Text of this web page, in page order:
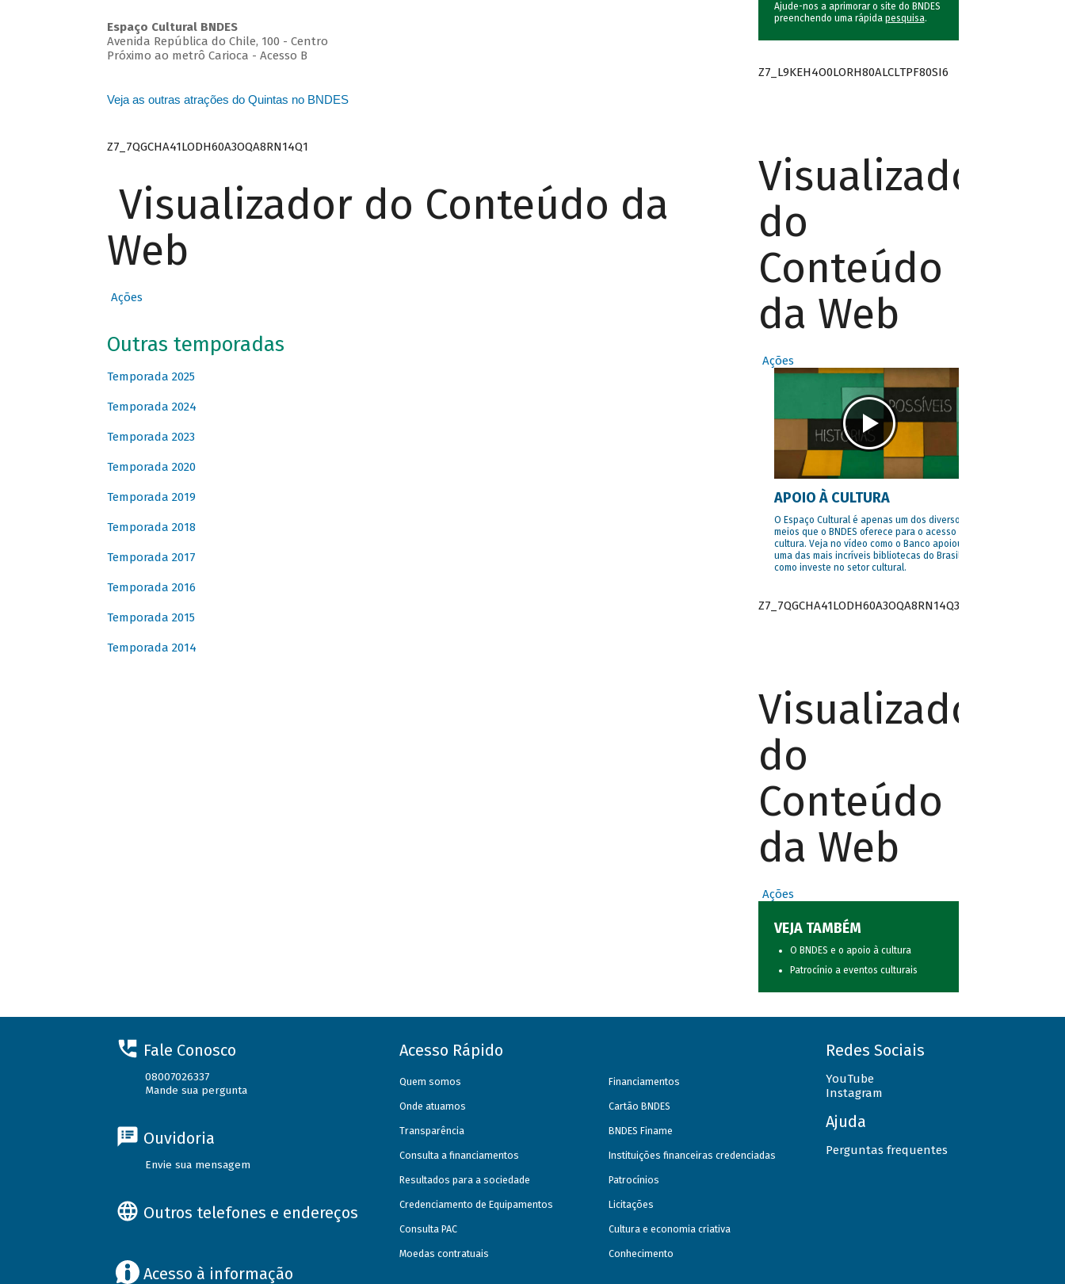
Espaço Cultural BNDES
Avenida República do Chile, 100 - Centro
Próximo ao metrô Carioca - Acesso B
Veja as outras atrações do Quintas no BNDES
Z7_7QGCHA41LODH60A3OQA8RN14Q1
Visualizador do Conteúdo da
Web
Ações
Outras temporadas
Temporada 2025
Temporada 2024
Temporada 2023
Temporada 2020
Temporada 2019
Temporada 2018
Temporada 2017
Temporada 2016
Temporada 2015
Temporada 2014
Ajude-nos a aprimorar o site do BNDES
preenchendo uma rápida pesquisa.
Z7_L9KEH4O0LORH80ALCLTPF80SI6
Visualizador
do
Conteúdo
da Web
Ações
APOIO À CULTURA
O Espaço Cultural é apenas um dos diversos
meios que o BNDES oferece para o acesso à
cultura. Veja no vídeo como o Banco apoiou
uma das mais incríveis bibliotecas do Brasil e
como investe no setor cultural.
Z7_7QGCHA41LODH60A3OQA8RN14Q3
Visualizador
do
Conteúdo
da Web
Ações
VEJA TAMBÉM
O BNDES e o apoio à cultura
Patrocínio a eventos culturais
Fale Conosco
08007026337
Mande sua pergunta
Ouvidoria
Envie sua mensagem
Outros telefones e endereços
Acesso à informação
Acesso Rápido
Quem somos
Onde atuamos
Transparência
Consulta a financiamentos
Resultados para a sociedade
Credenciamento de Equipamentos
Consulta PAC
Moedas contratuais
Financiamentos
Cartão BNDES
BNDES Finame
Instituições financeiras credenciadas
Patrocínios
Licitações
Cultura e economia criativa
Conhecimento
Redes Sociais
YouTube
Instagram
Ajuda
Perguntas frequentes